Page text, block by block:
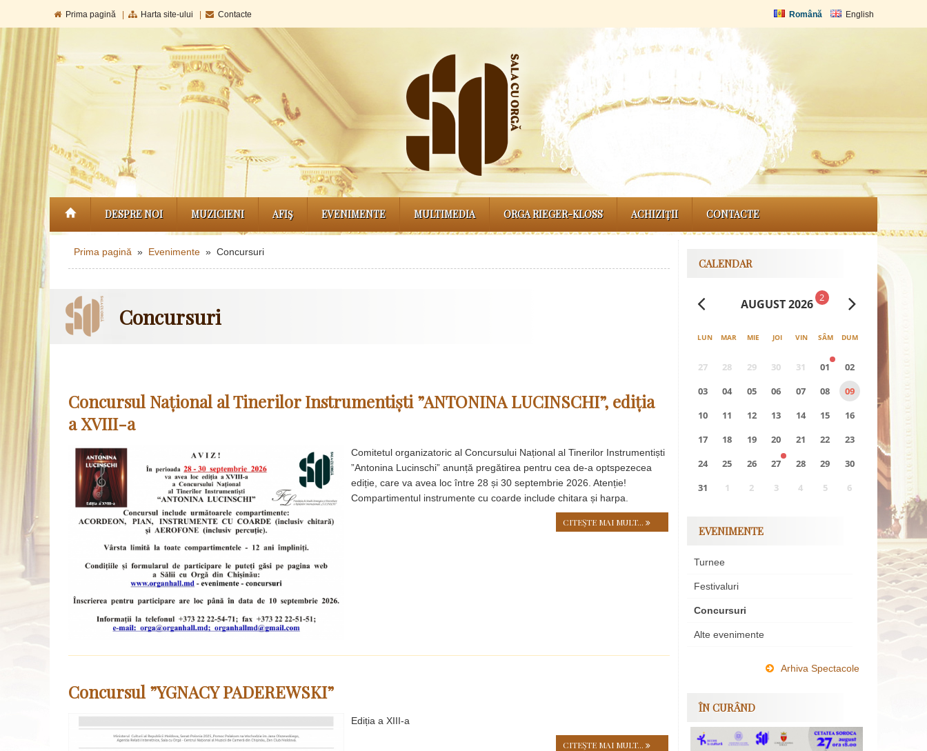
Prima pagină Harta site-ului Contacte Română English
DESPRE NOI MUZICIENI AFIŞ EVENIMENTE MULTIMEDIA ORGA RIEGER-KLOSS ACHIZIȚII CONTACTE
Prima pagină » Evenimente » Concursuri
Concursuri
Concursul Național al Tinerilor Instrumentiști ”ANTONINA LUCINSCHI”, ediția
a XVIII-a
Comitetul organizatoric al Concursului Național al Tinerilor Instrumentiști
”Antonina Lucinschi” anunță pregătirea pentru cea de-a optspezecea
ediție, care va avea loc între 28 și 30 septembrie 2026. Atenție!
Compartimentul instrumente cu coarde include chitara și harpa.
CITEŞTE MAI MULT...
Concursul ”YGNACY PADEREWSKI”
Ediția a XIII-a
CITEŞTE MAI MULT...
CALENDAR
AUGUST 2026 2
LUN MAR MIE JOI VIN SÂM DUM
27 28 29 30 31 01
02
03
04 05 06 07 08
09
10
11 12 13 14 15
16
17
18 19 20 21 22
23
24
25 26 27 28 29
30
31
1 2 3 4 5 6
EVENIMENTE
Turnee
Festivaluri
Concursuri
Alte evenimente
Arhiva Spectacole
ÎN CURÂND